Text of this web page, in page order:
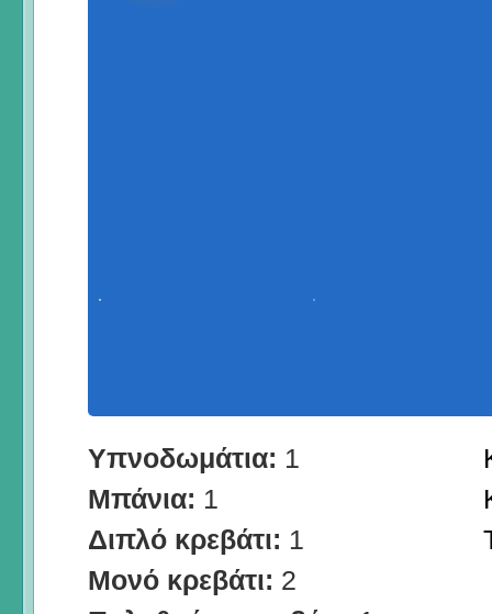
Υπνοδωμάτια: 1
Μπάνια: 1
Διπλό κρεβάτι: 1
Μονό κρεβάτι: 2